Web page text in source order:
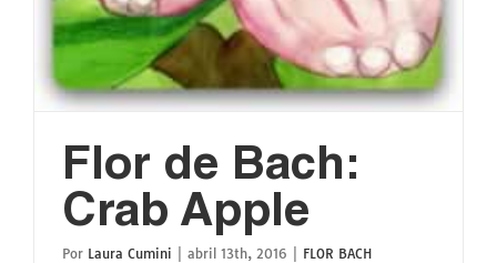
Flor de Bach:
Crab Apple
Por Laura Cumini abril 13th, 2016 FLOR BACH